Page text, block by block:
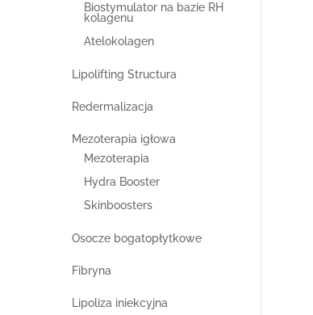
Biostymulator na bazie RH
kolagenu
Atelokolagen
Lipolifting Structura
Redermalizacja
Mezoterapia igłowa
Mezoterapia
Hydra Booster
Skinboosters
Osocze bogatopłytkowe
Fibryna
Lipoliza iniekcyjna